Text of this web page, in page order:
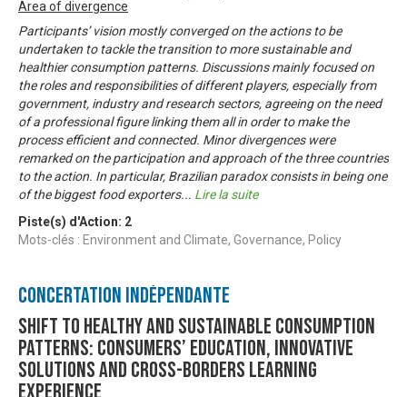
Area of divergence
Participants’ vision mostly converged on the actions to be
undertaken to tackle the transition to more sustainable and
healthier consumption patterns. Discussions mainly focused on
the roles and responsibilities of different players, especially from
government, industry and research sectors, agreeing on the need
of a professional figure linking them all in order to make the
process efficient and connected. Minor divergences were
remarked on the participation and approach of the three countries
to the action. In particular, Brazilian paradox consists in being one
of the biggest food exporters... Lire la suite
Piste(s) d'Action: 2
Mots-clés : Environment and Climate, Governance, Policy
Concertation Indépendante
Shift to healthy and sustainable consumption
patterns: consumers’ education, innovative
solutions and cross-borders learning
experience